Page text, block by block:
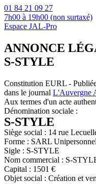
01 84 21 09 27
7h00 à 19h00 (non surtaxé)
Espace JAL-Pro
ANNONCE
S-STYLE
Constitution EURL -
dans le journal L'Auvergne
Aux termes d'un acte
Dénomination sociale :
S-STYLE
Siège social : 14 rue
Forme : SARL
Sigle : S-STYLE
Nom commercial : S-
Capital : 1501 €
Objet social : Création et